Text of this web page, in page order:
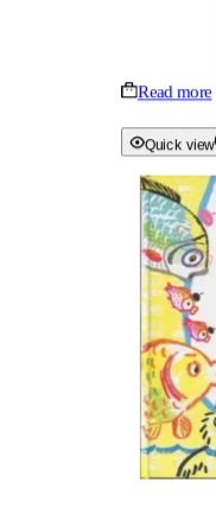
Read more
Quick view